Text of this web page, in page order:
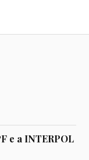
e a INTERPOL